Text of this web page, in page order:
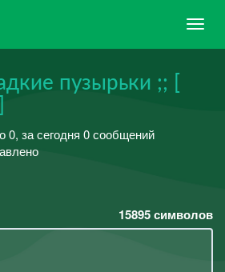
пузырьки ;; [
0, за сегодня 0 сообщений
15895символов